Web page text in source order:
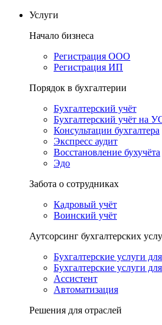
Услуги
Начало бизнеса
Регистрация ООО
Регистрация ИП
Порядок в бухгалтерии
Бухгалтерский учёт
Бухгалтерский учёт на
Консультации бухгалтера
Экспресс аудит
Восстановление бухучёта
Эдо
Забота о сотрудниках
Кадровый учёт
Воинский учёт
Аутсорсинг бухгалтерских
Бухгалтерские услуги
Бухгалтерские услуги
Ассистент
Автоматизация
Решения для отраслей